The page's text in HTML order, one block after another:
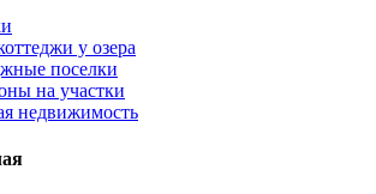
у озера
поселки
на участки
недвижимость